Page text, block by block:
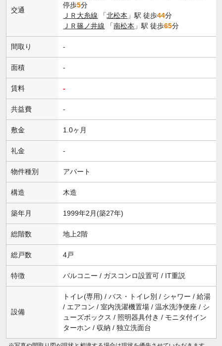
交通
停歩5分
ＪＲ大糸線 「北松本 」駅 徒歩44分
ＪＲ篠ノ井線 「南松本 」駅 徒歩65分
間取り -
面積 -
賃料 -
共益費 -
敷金 1.0ヶ月
礼金 -
物件種別 アパート
構造 木造
築年月 1999年2月(築27年)
総階数 地上2階
総戸数 4戸
特徴 バルコニー / ガスコンロ設置可 / IT重説
設備
トイレ(専用) / バス・トイレ別 / シャワー / 給湯
/ エアコン / 室内洗濯機置場 / 温水洗浄便座 / シ
ューズボックス / 照明器具付き / モニタ付イン
ターホン / 収納 / 独立洗面台